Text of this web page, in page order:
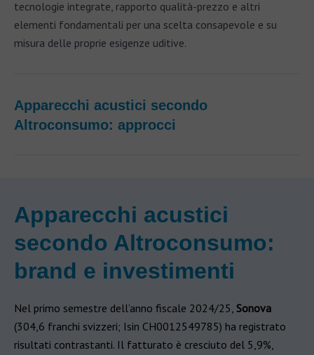
tecnologie integrate, rapporto qualità-prezzo e altri
elementi fondamentali per una scelta consapevole e su
misura delle proprie esigenze uditive.
Apparecchi acustici secondo
Altroconsumo: approcci
Apparecchi acustici
secondo Altroconsumo:
brand e investimenti
Nel primo semestre dell’anno fiscale 2024/25, Sonova
(304,6 franchi svizzeri; Isin CH0012549785) ha registrato
risultati contrastanti. Il fatturato è cresciuto del 5,9%,